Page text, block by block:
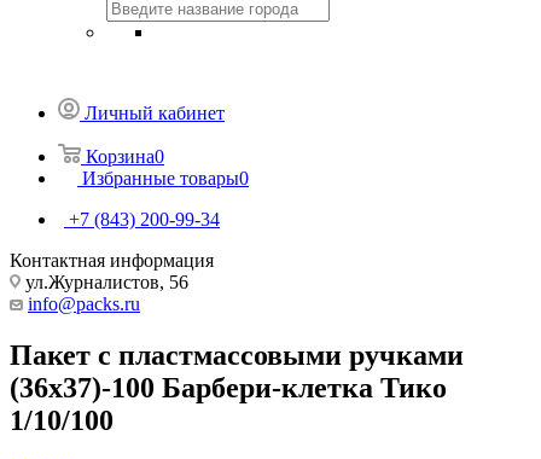
Личный кабинет
Корзина0
Избранные товары0
+7 (843) 200-99-34
Контактная информация
ул.Журналистов, 56
info@packs.ru
Пакет с пластмассовыми ручками
(36х37)-100 Барбери-клетка Тико
1/10/100